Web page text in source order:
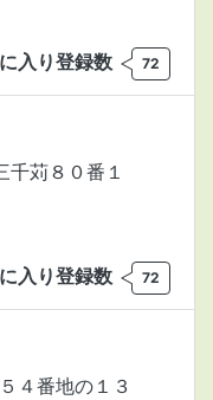
入り登録数 72
千苅８０番１
入り登録数 72
４番地の１３